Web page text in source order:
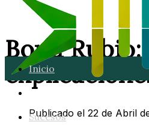
Inicio
Lanzarote
Sucesos
Borja
Publicado el 22 de Abril